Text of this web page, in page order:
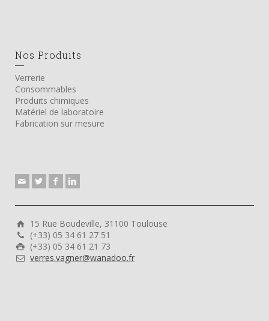
Nos Produits
Verrerie
Consommables
Produits chimiques
Matériel de laboratoire
Fabrication sur mesure
15 Rue Boudeville, 31100 Toulouse
(+33) 05 34 61 27 51
(+33) 05 34 61 21 73
verres.vagner@wanadoo.fr